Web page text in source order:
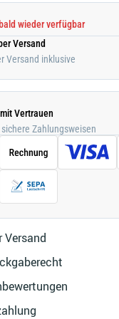
wieder verfügbar
Versand
Versand inklusive
Vertrauen
Zahlungsweisen
Versand